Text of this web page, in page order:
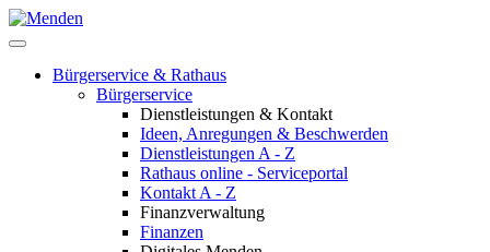
Bürgerservice & Rathaus
Bürgerservice
Dienstleistungen & Kontakt
Ideen, Anregungen & Beschwerden
Dienstleistungen A - Z
Rathaus online - Serviceportal
Kontakt A - Z
Finanzverwaltung
Finanzen